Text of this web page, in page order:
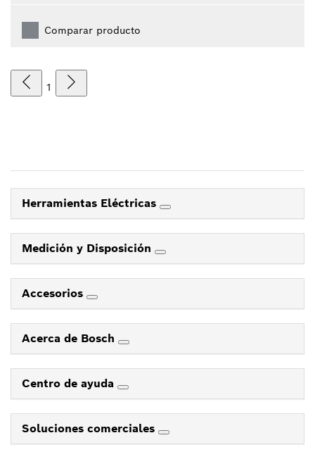
Comparar producto
1
Herramientas Eléctricas
Medición y Disposición
Accesorios
Acerca de Bosch
Centro de ayuda
Soluciones comerciales